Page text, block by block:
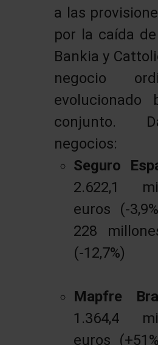
a las
por la caída
Bankia y
negocio
conjunto.
negocios:
Seguro
2.622,1
euros (-
228
(-12,7%)
Mapfre
1.364,4
euros